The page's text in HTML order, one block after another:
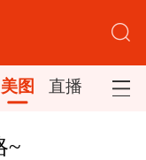
美图 直播
~